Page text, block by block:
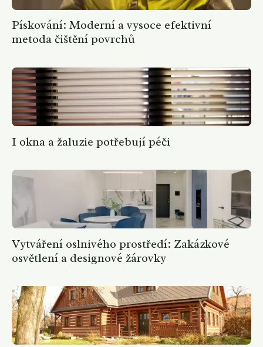
Pískování: Moderní a vysoce efektivní
metoda čištění povrchů
I okna a žaluzie potřebují péči
Vytváření oslnivého prostředí: Zakázkové
osvětlení a designové žárovky